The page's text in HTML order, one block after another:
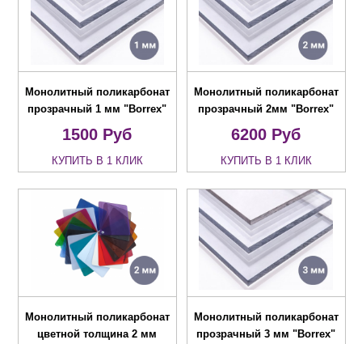
Монолитный поликарбонат
прозрачный 1 мм "Borrex"
1500 Руб
КУПИТЬ В 1 КЛИК
Монолитный поликарбонат
прозрачный 2мм "Borrex"
6200 Руб
КУПИТЬ В 1 КЛИК
Монолитный поликарбонат
цветной толщина 2 мм
Монолитный поликарбонат
прозрачный 3 мм "Borrex"